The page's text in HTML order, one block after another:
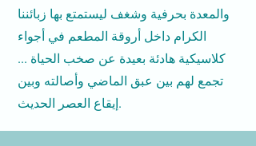
والمعدة بحرفية وشغف ليستمتع بها زبائننا
الكرام داخل أروقة المطعم في أجواء
كلاسيكية هادئة بعيدة عن صخب الحياة ...
تجمع لهم بين عبق الماضي وأصالته وبين
إيقاع العصر الحديث.